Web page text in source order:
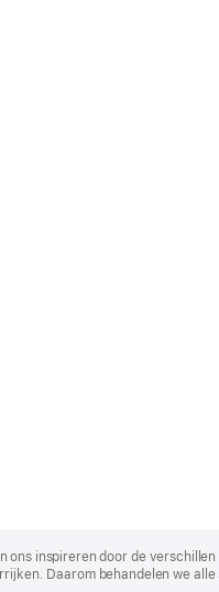
inspireren door de
Daarom behandelen we